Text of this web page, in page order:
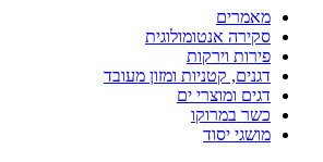
מאמרים
סקירה אנטומולוגית
פירות וירקות
דגנים, קטניות ומזון מעובד
דגים ומוצרי ים
כשר במרוקו
מושגי יסוד